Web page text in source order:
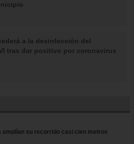
a la desinfección del
tras dar positivo por coronavirus
amplían su recorrido casi cien metros